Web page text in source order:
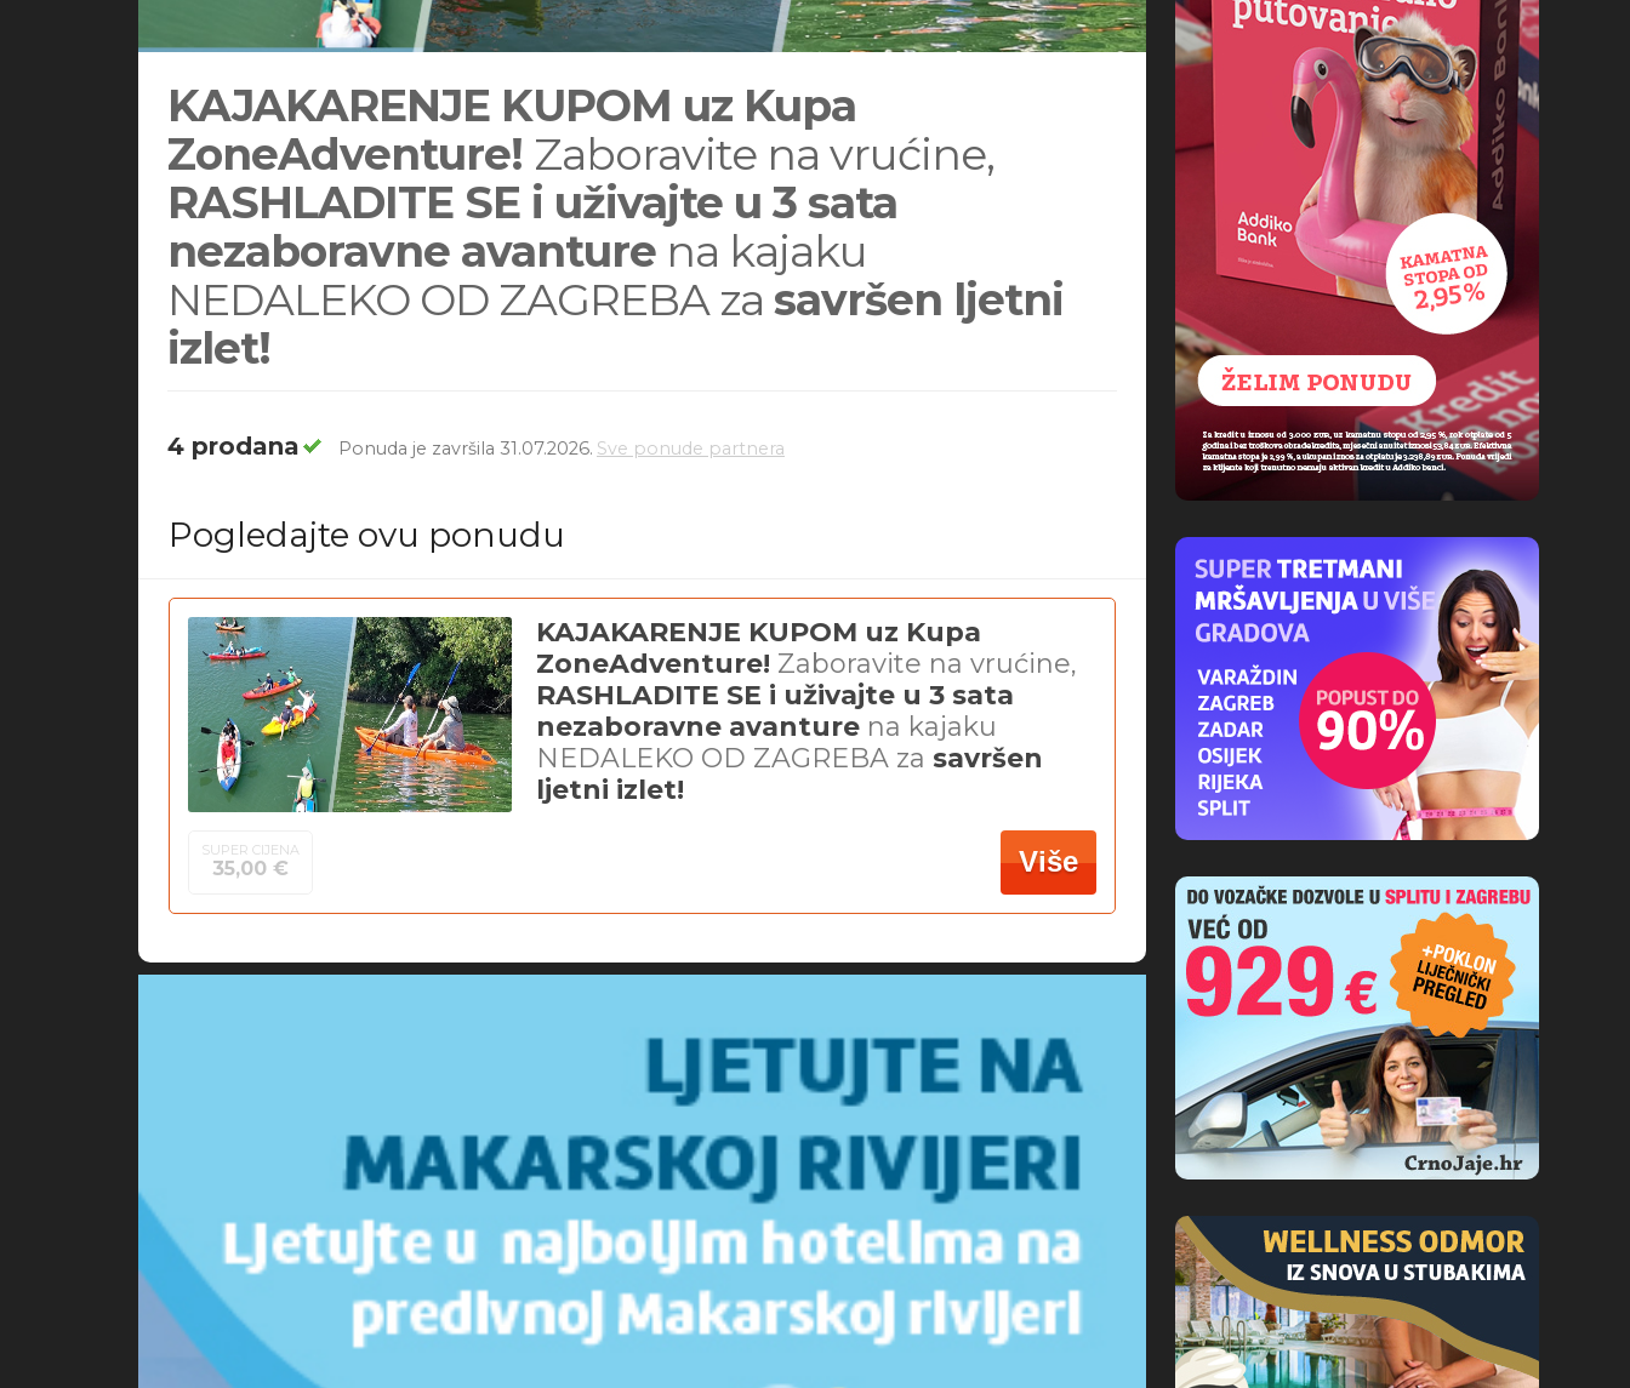
KAJAKARENJE KUPOM uz Kupa
ZoneAdventure! Zaboravite na vrućine,
RASHLADITE SE i uživajte u 3 sata
nezaboravne avanture na kajaku
NEDALEKO OD ZAGREBA za savršen ljetni
izlet!
4 prodana Ponuda je završila 31.07.2026. Sve ponude partnera
Pogledajte ovu ponudu
KAJAKARENJE KUPOM uz Kupa
ZoneAdventure! Zaboravite na vrućine,
RASHLADITE SE i uživajte u 3 sata
nezaboravne avanture na kajaku
NEDALEKO OD ZAGREBA za savršen
ljetni izlet!
SUPER CIJENA
35,00 € Više